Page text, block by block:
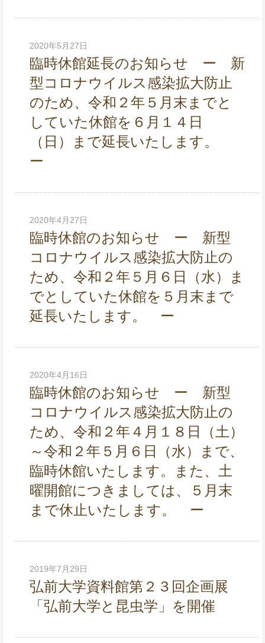
2020年5月27日
臨時休館延長のお知らせ ー 新
型コロナウイルス感染拡大防止
のため、令和２年５月末までと
していた休館を６月１４日
（日）まで延長いたします。
ー
2020年4月27日
臨時休館のお知らせ ー 新型
コロナウイルス感染拡大防止の
ため、令和２年５月６日（水）ま
でとしていた休館を５月末まで
延長いたします。 ー
2020年4月16日
臨時休館のお知らせ ー 新型
コロナウイルス感染拡大防止の
ため、令和２年４月１８日（土）
～令和２年５月６日（水）まで、
臨時休館いたします。また、土
曜開館につきましては、５月末
まで休止いたします。 ー
2019年7月29日
弘前大学資料館第２３回企画展
「弘前大学と昆虫学」を開催